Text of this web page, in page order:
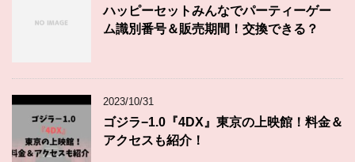
ハッピーセットみんなでパーティーゲー
ム識別番号＆販売期間！交換できる？
2023/10/31
ゴジラ−1.0『4DX』東京の上映館！料金＆
アクセスも紹介！